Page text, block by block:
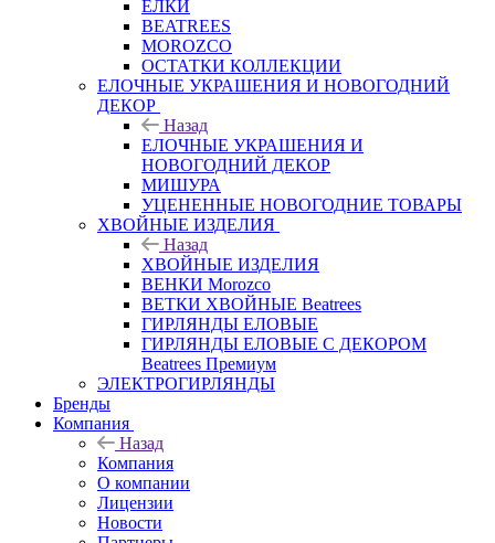
ЕЛКИ
BEATREES
MOROZCO
ОСТАТКИ КОЛЛЕКЦИИ
ЕЛОЧНЫЕ УКРАШЕНИЯ И НОВОГОДНИЙ
ДЕКОР
Назад
ЕЛОЧНЫЕ УКРАШЕНИЯ И
НОВОГОДНИЙ ДЕКОР
МИШУРА
УЦЕНЕННЫЕ НОВОГОДНИЕ ТОВАРЫ
ХВОЙНЫЕ ИЗДЕЛИЯ
Назад
ХВОЙНЫЕ ИЗДЕЛИЯ
ВЕНКИ Morozco
ВЕТКИ ХВОЙНЫЕ Beatrees
ГИРЛЯНДЫ ЕЛОВЫЕ
ГИРЛЯНДЫ ЕЛОВЫЕ С ДЕКОРОМ
Beatrees Премиум
ЭЛЕКТРОГИРЛЯНДЫ
Бренды
Компания
Назад
Компания
О компании
Лицензии
Новости